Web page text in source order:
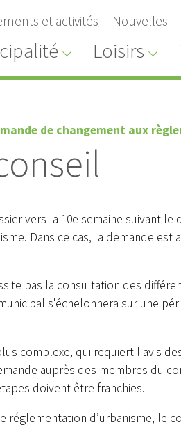
et activités Nouvelles
Loisirs
de changement aux
vers la 10e semaine suivant
Dans ce cas, la demande est
pas la consultation des
s'échelonnera sur une
complexe, qui requiert l'avis
auprès des membres du
doivent être franchies.
réglementation d’urbanisme, le